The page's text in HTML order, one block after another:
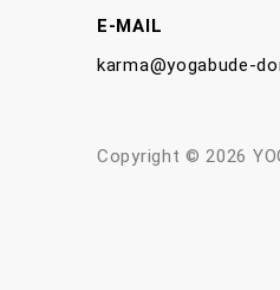
E-MAIL
karma@yogabude-
Copyright © 2026